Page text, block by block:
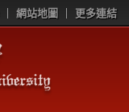
網站地圖 更多連結